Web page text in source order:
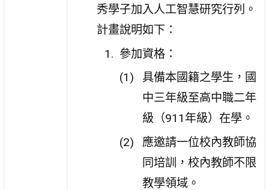
秀學子加入人工智慧研究行列。
計畫說明如下：
參加資格：
具備本國籍之學生，國
中三年級至高中職二年
級（911年級）在學。
應邀請一位校內教師協
同培訓，校內教師不限
教學領域。